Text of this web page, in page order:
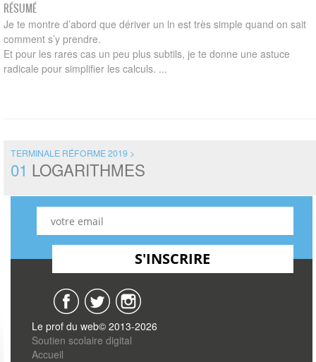
RÉSUMÉ
Je te montre d’abord que dériver un ln est très simple quand on sait
comment s’y prendre.
Et pour les rares cas un peu plus subtils, je te donne une astuce
radicale pour simplifier les calculs. ...
TERMINALE RÉFORME 2019 >
01 LOGARITHMES
Le prof du web© 2013-2026
Soutien scolaire digital
Accueil